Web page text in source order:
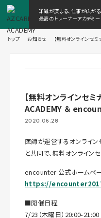
知識が深まる、仕事が広がる
最高のトレーナーアカデミー
トップ お知らせ 【無料オンラインセ
【無料オンラインセミ
ACADEMY ＆
2020.06.28
医師が運営するオンライ
と共同で、無料オンライン
encounter 公式ホームペ
https://
■開催日程
7/23（木曜日）20:00-21:00